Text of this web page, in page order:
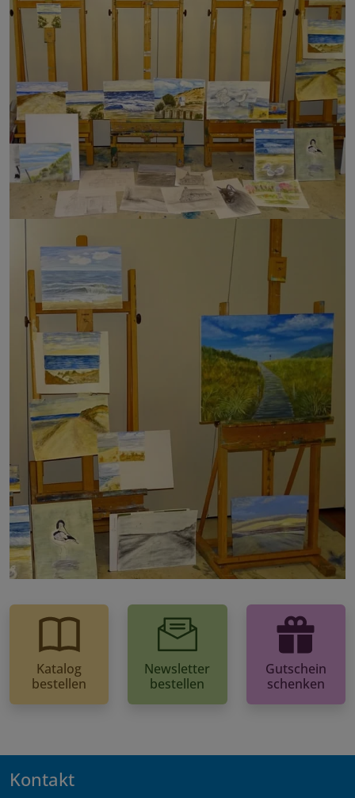
Katalog
bestellen
Newsletter
bestellen
Gutschein
schenken
Kontakt